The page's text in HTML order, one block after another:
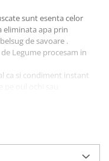
sunt esenta celor
eliminata apa prin
de savoare .
Legume procesam in
ca si condiment instant
in Inima Apusenilor .